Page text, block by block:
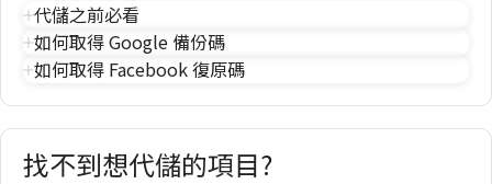
代儲之前必看
如何取得 Google 備份碼
如何取得 Facebook 復原碼
找不到想代儲的項目?